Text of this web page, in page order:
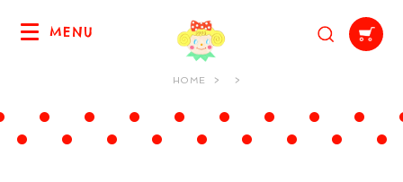
MENU
HOME